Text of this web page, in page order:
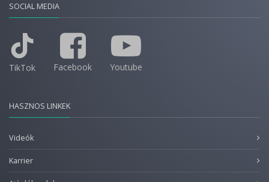
SOCIAL MEDIA
TikTok Facebook Youtube
HASZNOS LINKEK
Videók
Karrier